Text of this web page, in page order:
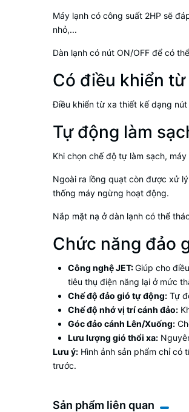
Máy lạnh có công suất 2HP sẽ
nhỏ,...
Dàn lạnh có nút ON/OFF để có
Có điều khiển từ
Điều khiển từ xa thiết kế dạng
Tự động làm
Khi chọn chế độ tự làm sạch,
Ngoài ra lồng quạt còn được xử
thống máy ngừng hoạt động.
Nắp mặt nạ ở dàn lạnh có thể
Chức năng đảo
Công nghệ JET:Giúp cho
tiêu thụ điện năng lại ở mức
Chế độ đảo gió tự động: Tự
Chế độ nhớ vị trí cánh đảo:
Góc đảo cánh Lên/Xuống:
Lưu lượng gió thổi xa:
Lưu ý: Hình ảnh sản phẩm chỉ
trước.
Sản phẩm liên quan